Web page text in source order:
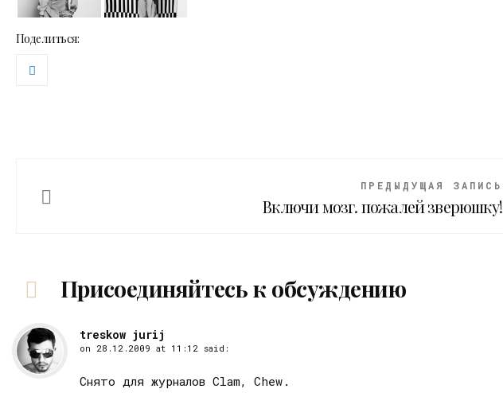
Поделиться:
ПРЕДЫДУЩАЯ ЗАПИСЬ
Включи мозг. пожалей зверюшку!
Присоединяйтесь к обсуждению
treskow jurij
on 28.12.2009 at 11:12 said:
Снято для журналов Clam, Chew.